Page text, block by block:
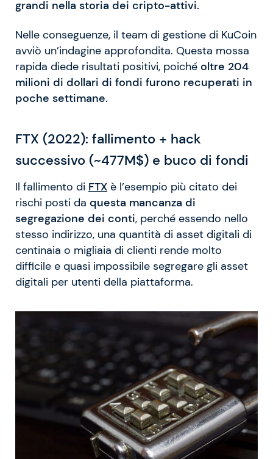
grandi nella storia dei cripto-attivi.
Nelle conseguenze, il team di gestione di KuCoin
avviò un’indagine approfondita. Questa mossa
rapida diede risultati positivi, poiché oltre 204
milioni di dollari di fondi furono recuperati in
poche settimane.
FTX (2022): fallimento + hack
successivo (~477M$) e buco di fondi
Il fallimento di FTX è l’esempio più citato dei
rischi posti da questa mancanza di
segregazione dei conti, perché essendo nello
stesso indirizzo, una quantità di asset digitali di
centinaia o migliaia di clienti rende molto
difficile e quasi impossibile segregare gli asset
digitali per utenti della piattaforma.